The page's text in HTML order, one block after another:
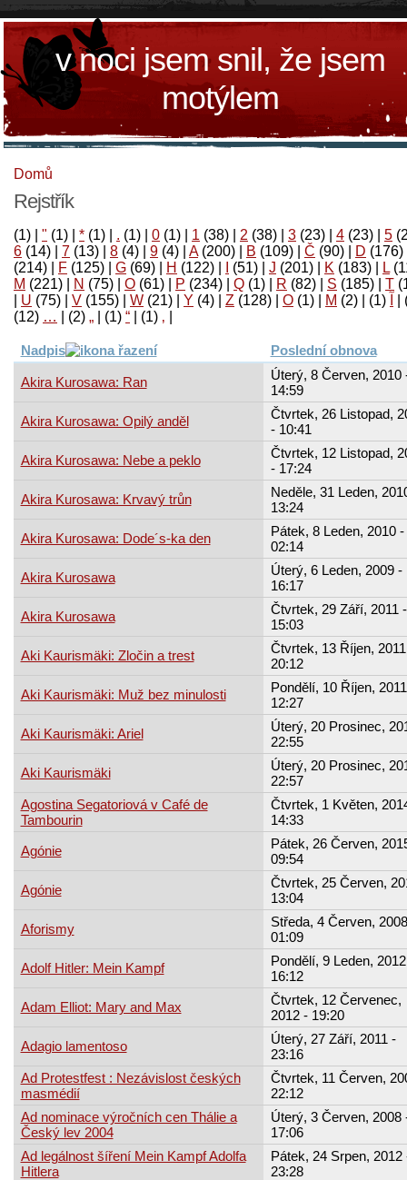
v noci jsem snil, že jsem
motýlem
Domů
Rejstřík
(1) " (1) * (1) . (1) 0 (1) 1 (38) 2 (38) 3 (23) 4 (23) 5
6 (14) 7 (13) 8 (4) 9 (4) A(200) B (109) Č (90) D (176)
(214)
F (125) G (69) H (122) (51) J (201) K (183) L
M (221) N (75) O (61) P (234) Q (1) R (82) S (185) T
U (75) V (155) W (21) Y (4) Z (128) Ο (1) М (2)
(1)
‚
(1)
“
(1)
„
(2)
…
(12)
Nadpis Poslední obnova
Akira Kurosawa: Ran
Úterý, 8 Červen, 2010
14:59
Akira Kurosawa: Opilý anděl
Čtvrtek, 26 Listopad,
- 10:41
Akira Kurosawa: Nebe a peklo
Čtvrtek, 12 Listopad,
- 17:24
Akira Kurosawa: Krvavý trůn
Neděle, 31 Leden,
13:24
Akira Kurosawa: Dode´s-ka den
Pátek, 8 Leden, 2010 -
02:14
Akira Kurosawa
Úterý, 6 Leden, 2009 -
16:17
Akira Kurosawa
Čtvrtek, 29 Září, 2011 -
15:03
Aki Kaurismäki: Zločin a trest
Čtvrtek, 13 Říjen,
20:12
Aki Kaurismäki: Muž bez minulosti
Pondělí, 10 Říjen,
12:27
Aki Kaurismäki: Ariel
Úterý, 20 Prosinec,
22:55
Aki Kaurismäki
Úterý, 20 Prosinec,
22:57
Agostina Segatoriová v Café de
Tambourin
Čtvrtek, 1 Květen,
14:33
Agónie
Pátek, 26 Červen,
09:54
Agónie
Čtvrtek, 25 Červen,
13:04
Aforismy
Středa, 4 Červen,
01:09
Adolf Hitler: Mein Kampf
Pondělí, 9 Leden,
16:12
Adam Elliot: Mary and Max
Čtvrtek, 12 Červenec,
2012 - 19:20
Adagio lamentoso
Úterý, 27 Září, 2011 -
23:16
Ad Protestfest : Nezávislost českých
masmédií
Čtvrtek, 11 Červen,
22:12
Ad nominace výročních cen Thálie a
Český lev 2004
Úterý, 3 Červen, 2008
17:06
Ad legálnost šíření Mein Kampf Adolfa
Hitlera
Pátek, 24 Srpen, 2012
23:28